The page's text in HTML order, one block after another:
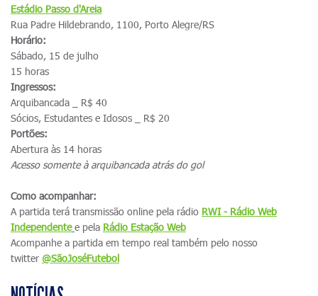
Estádio Passo d'Areia
Rua Padre Hildebrando, 1100, Porto Alegre/RS
Horário:
Sábado, 15 de julho
15 horas
Ingressos:
Arquibancada _ R$ 40
Sócios, Estudantes e Idosos _ R$ 20
Portões:
Abertura às 14 horas
Acesso somente à arquibancada atrás do gol
Como acompanhar:
A partida terá transmissão online pela rádio RWI - Rádio Web
Independente e pela Rádio Estação Web
Acompanhe a partida em tempo real também pelo nosso
twitter @SãoJoséFutebol